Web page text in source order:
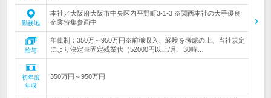
勤務地
本社／大阪府大阪市中央区内平野町3-1-3 ※関西本社の大手優良
企業特集参画中
給与
年俸制：350万～950万円※前職収入、経験を考慮の上、当社規定
により決定※固定残業代（52000円以上/月、30時…
初年度
年収
350万円～950万円